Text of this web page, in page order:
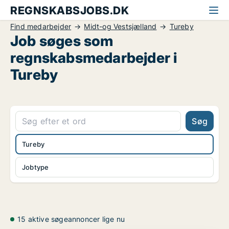
REGNSKABSJOBS.DK
Find medarbejder Midt-og Vestsjælland Tureby
Job søges som
regnskabsmedarbejder i
Tureby
Søg
Jobtype
Tureby
15 aktive søgeannoncer lige nu